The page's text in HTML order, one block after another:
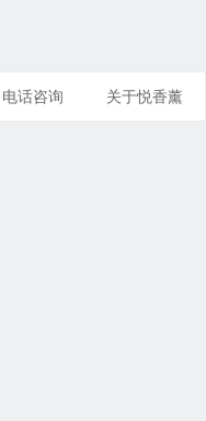
电话咨询 关于悦香薰